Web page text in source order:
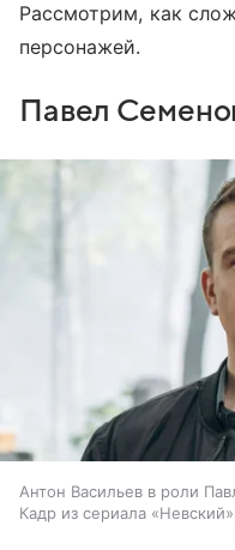
Рассмотрим, как
персонажей.
Павел
Антон Васильев в роли
Кадр из сериала «Невский»